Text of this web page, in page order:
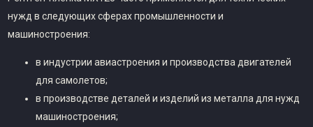
нужд в следующих сферах промышленности и
машиностроения:
в индустрии авиастроения и производства двигателей
для самолетов;
в производстве деталей и изделий из металла для нужд
машиностроения;